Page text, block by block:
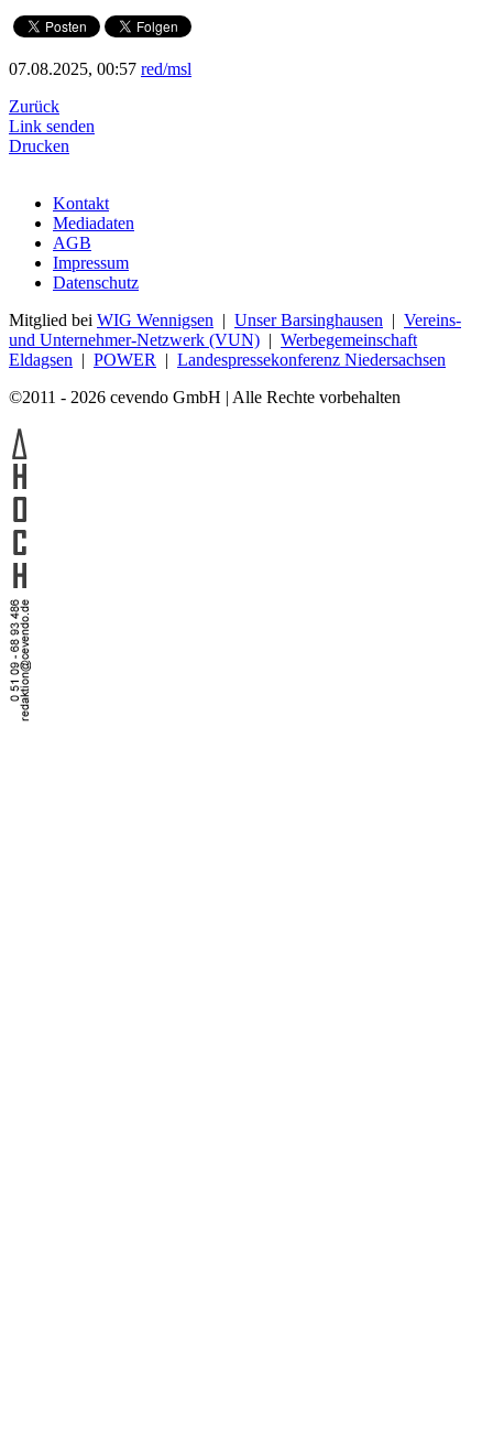
07.08.2025, 00:57 red/msl
Zurück
Link senden
Drucken
Kontakt
Mediadaten
AGB
Impressum
Datenschutz
Mitglied bei WIG Wennigsen | Unser Barsinghausen | Vereins-
und Unternehmer-Netzwerk (VUN) | Werbegemeinschaft
Eldagsen | POWER | Landespressekonferenz Niedersachsen
©2011 - 2026 cevendo GmbH | Alle Rechte vorbehalten